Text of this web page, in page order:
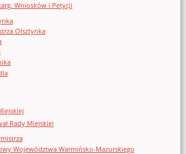
Wniosków i Petycji
Olsztynka
Rady Miejskiej
Województwa Warmińsko-Mazurskiego